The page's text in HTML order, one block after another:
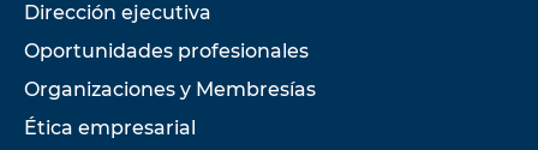
Dirección ejecutiva
Oportunidades profesionales
Organizaciones y Membresías
Ética empresarial